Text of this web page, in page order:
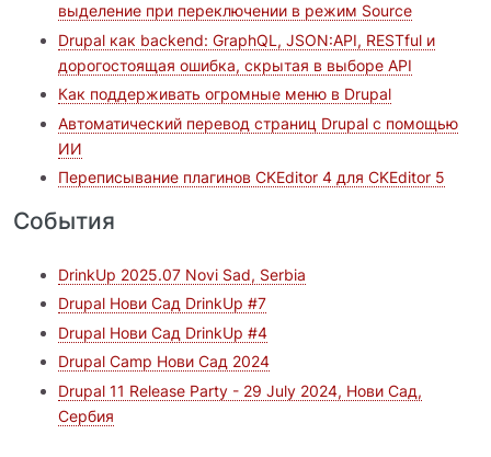
выделение при переключении в режим Source
Drupal как backend: GraphQL, JSON:API, RESTful и
дорогостоящая ошибка, скрытая в выборе API
Как поддерживать огромные меню в Drupal
Автоматический перевод страниц Drupal с помощью
ИИ
Переписывание плагинов CKEditor 4 для CKEditor 5
События
DrinkUp 2025.07 Novi Sad, Serbia
Drupal Нови Сад DrinkUp #7
Drupal Нови Сад DrinkUp #4
Drupal Camp Нови Сад 2024
Drupal 11 Release Party - 29 July 2024, Нови Сад,
Сербия